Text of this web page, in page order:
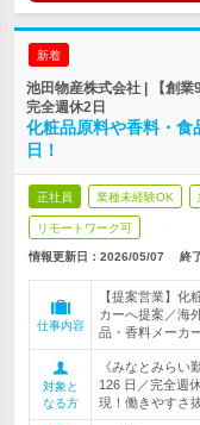
新着
池田物産株式会社 | 【創
完全週休2日
化粧品原料や香料・
日！
正社員 業種未経験OK
リモートワーク可
情報更新日：2026/05/07 終
仕事内容
【提案営業】化
カーへ提案／海
品・香料メーカ
対象と
なる方
《みなとみら
126 日／完全週
現！働きやすさ